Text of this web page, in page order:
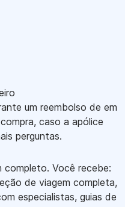
um reembolso de em
caso a apólice
perguntas.
completo. Você recebe:
de viagem completa,
especialistas, guias de